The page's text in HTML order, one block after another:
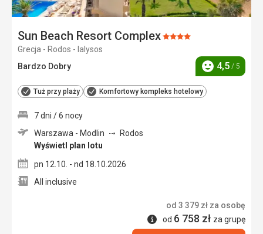
Sun Beach Resort ComplexOcena:
Grecja - Rodos - Ialysos
Bardzo Dobry
Ocena
4,5 / 5
Tuż przy plaży Komfortowy kompleks hotelowy
7 dni / 6 nocy
Warszawa - Modlin
Rodos
Wyświetl plan lotu
pn 12.10. - nd 18.10.2026
All inclusive
od 3 379 zł za osobę
Informacje
od 6 758 zł za grupę